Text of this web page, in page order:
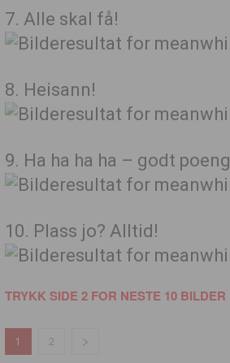
7. Alle skal få!
8. Heisann!
9. Ha ha ha ha – godt
10. Plass jo? Alltid!
TRYKK SIDE 2 FOR NESTE 10 BILDER
1 2